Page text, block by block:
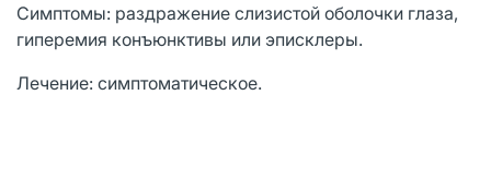
Симптомы: раздражение слизистой оболочки глаза,
гиперемия конъюнктивы или эписклеры.
Лечение: симптоматическое.